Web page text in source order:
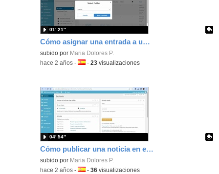
Cómo asignar una entrada a una carpeta en Wordpress
Contenido educativo.
subido por Maria Dolores P.
01′ 21″
-hace 2 años -Idioma:
-23 visualizaciones
Cómo publicar una noticia en el wordpress de emprendimiento
Contenido educativo.
subido por Maria Dolores P.
04′ 54″
-hace 2 años -Idioma:
-36 visualizaciones